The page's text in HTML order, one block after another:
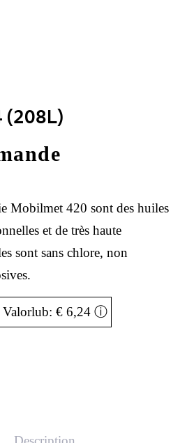
(208L)
Mobilmet 420 sont des huiles
et de très haute
sont sans chlore, non
Valorlub: € 6,24 ⓘ